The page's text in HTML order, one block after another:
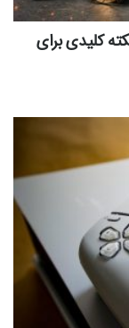
و قطعات آسانسور ضد انفجار؛ 12 نکته کلیدی برای